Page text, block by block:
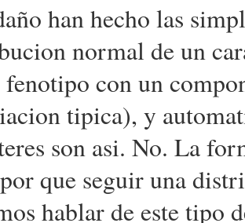
han hecho las
normal de un
fenotipo con un
tipica), y
son asi. No. La
que seguir una
hablar de este tipo